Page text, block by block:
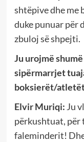
shtëpive dhe me
duke punuar për
zbuloj së shpejti.
Ju urojmë
sipërmarrjet
boksierët/
Elvir Muriqi: Ju
përkushtuat, për
faleminderit!